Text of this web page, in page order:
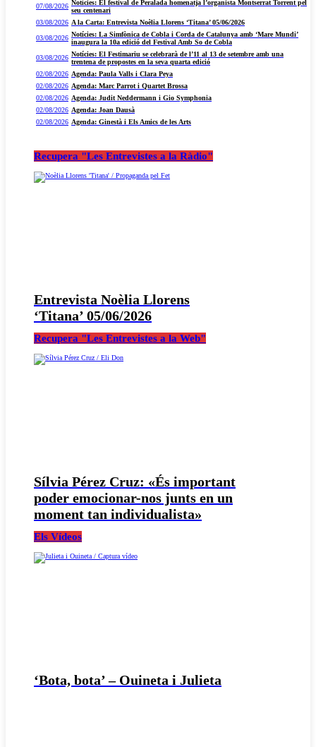
07/08/2026 Notícies: El festival de Peralada homenatja l’organista Montserrat Torrent pel
seu centenari
03/08/2026 A la Carta: Entrevista Noèlia Llorens ‘Titana’ 05/06/2026
03/08/2026 Notícies: La Simfònica de Cobla i Corda de Catalunya amb ‘Mare Mundi’
inaugura la 10a edició del Festival Amb So de Cobla
03/08/2026 Notícies: El Festimariu se celebrarà de l’11 al 13 de setembre amb una
trentena de propostes en la seva quarta edició
02/08/2026 Agenda: Paula Valls i Clara Peya
02/08/2026 Agenda: Marc Parrot i Quartet Brossa
02/08/2026 Agenda: Judit Neddermann i Gio Symphonia
02/08/2026 Agenda: Joan Dausà
02/08/2026 Agenda: Ginestà i Els Amics de les Arts
Recupera "Les Entrevistes a la Ràdio"
Entrevista Noèlia Llorens
‘Titana’ 05/06/2026
Recupera "Les Entrevistes a la Web"
Sílvia Pérez Cruz: «És important
poder emocionar-nos junts en un
moment tan individualista»
Els Vídeos
‘Bota, bota’ – Ouineta i Julieta